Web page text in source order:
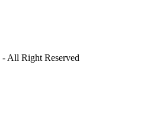
- All Right Reserved